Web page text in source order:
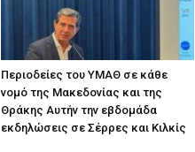
Περιοδείες του ΥΜΑΘ σε κάθε
νομό της Μακεδονίας και της
Θράκης Αυτήν την εβδομάδα
εκδηλώσεις σε Σέρρες και Κιλκίς